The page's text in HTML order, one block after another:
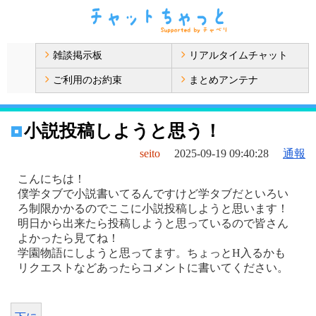
雑談掲示板 リアルタイムチャット
ご利用のお約束 まとめアンテナ
小説投稿しようと思う！
seito 2025-09-19 09:40:28 通報
こんにちは！
僕学タブで小説書いてるんですけど学タブだといろい
ろ制限かかるのでここに小説投稿しようと思います！
明日から出来たら投稿しようと思っているので皆さん
よかったら見てね！
学園物語にしようと思ってます。ちょっとH入るかも
リクエストなどあったらコメントに書いてください。